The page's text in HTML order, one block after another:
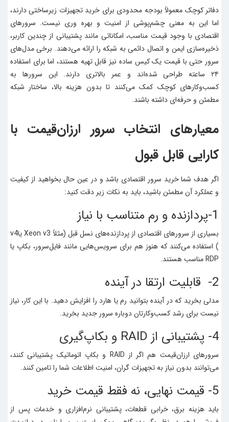
دفاتر کوچک معمولاً بودجه محدودی برای خرید تجهیزات زیرساختی دارند،
اما این به معنی چشم‌پوشی از امنیت و بهره وری نیست. سرورهای
اقتصادی با وجود قیمت مناسب، امکاناتی مانند پشتیبانی از چندین کاربر،
ذخیره‌سازی ایمن و اتصال دائمی به شبکه را ارائه می‌دهند. برخی مدل‌های
سرور حتی با قیمت یک کیس ساده نیز قابل تهیه هستند، اما برای استفاده
۲۴ ساعته طراحی شده‌اند و عمر بالاتری دارند. این سرورها به
کسب‌وکارهای کوچک کمک می‌کنند تا بدون هزینه‌ بالا، ساختار شبکه‌
مطمئن و حرفه‌ای داشته باشند.
معیارهای انتخاب سرور ارزان‌قیمت با
کارایی قابل قبول
اگر هدف شما خرید سرور اقتصادی باشد و در عین حال بخواهید از کیفیت
و عملکرد آن مطمئن باشید، باید به نکات زیر دقت کنید:
1-پردازنده و رم متناسب با نیاز
بسیاری از سرورهای اقتصادی از پردازنده‌های نسل قبل (مثلاً Xeon v3 یاv4
) استفاده می‌کنند که هنوز هم برای سرویس‌هایی مانند فایل‌سرور، بکاپ یا
RDP مناسب هستند.
2- قابلیت ارتقا در آینده
مدلی بخرید که در آینده بتوانید رم یا هارد را افزایش دهید. با این کار، نیاز
نیست برای رشد کسب‌وکارتان دوباره سرور جدید بخرید.
4- پشتیبانی از RAID و بکاپ‌گیری
سرورهای ارزان‌قیمت هم اگر از RAID و بکاپ اتوماتیک پشتیبانی کنند،
می‌توانند بدون نیاز به تجهیزات گران، امنیت اطلاعات شما را تامین کنند.
5- قیمت نهایی، نه فقط قیمت خرید
باید هزینه برق، خرابی قطعات، پشتیبانی نرم‌افزاری و خدمات پس از